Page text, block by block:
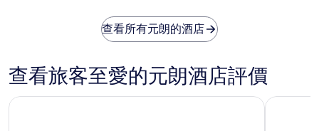
查看所有元朗的酒店
查看旅客至愛的元朗酒店評價
香港天際萬豪酒店 香港喜來